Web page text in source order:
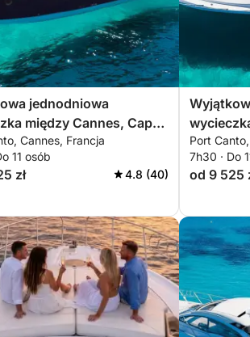
i eksploracja
miał okazję pływać w krystalicznie
sprzętowi (maski i fajki).
Cię do miejsc słynących z
posągi, dostępne na głębokości
jednodniowa
między Cannes, Cap
i Wyspami Leryńskimi
Sessa C48
Cannes, Francja
11 osób
zł 4.8 (40)
Tropez i
Sessa
Port
7h30 · Do
od 9 525